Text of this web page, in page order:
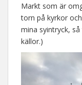
Markt som är
torn på kyrkor
mina syintryck,
källor.)